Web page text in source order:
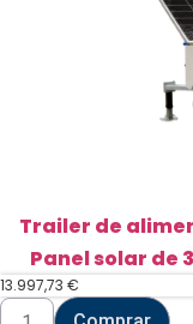
Trailer de
Panel solar de
13.997,73 €
Trailer